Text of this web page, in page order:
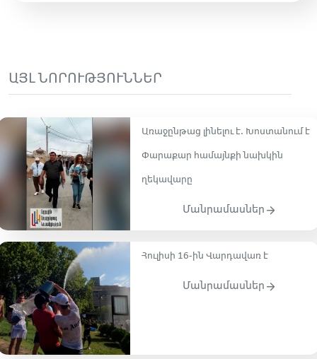
ԱՅԼ ՆՈՐՈՒԹՅՈՒՆՆԵՐ
Առաջընթաց լինելու է․ Խոստանում է
Փարաքար համայնքի նախկին
ղեկավարը
Մանրամասներ
Հուլիսի 16-ին Վարդավառ է
Մանրամասներ